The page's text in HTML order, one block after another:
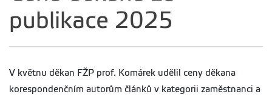
publikace 2025
V květnu děkan FŽP prof. Komárek udělil ceny děkana
korespondenčním autorům článků v kategorii zaměstnanci a